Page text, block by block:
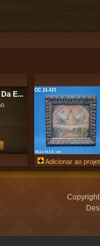
E...
Adicionar ao